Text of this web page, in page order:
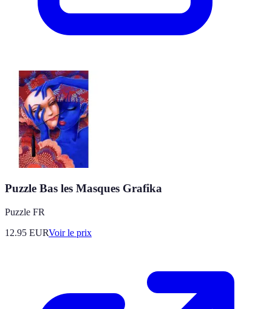
Puzzle Bas les Masques Grafika
Puzzle FR
12.95 EURVoir le prix